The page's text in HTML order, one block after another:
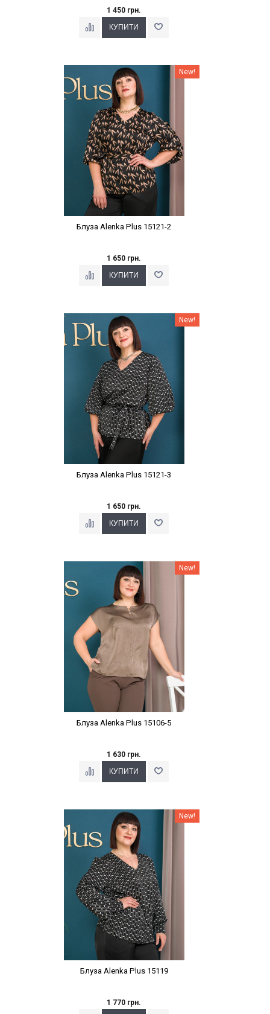
1 450 грн.
Наклейки Варіант з % New!
Блуза Alenka Plus 15121-2
1 650 грн.
Наклейки Варіант з % New!
Блуза Alenka Plus 15121-3
1 650 грн.
Наклейки Варіант з % New!
Блуза Alenka Plus 15106-5
1 630 грн.
Наклейки Варіант з % New!
Блуза Alenka Plus 15119
1 770 грн.